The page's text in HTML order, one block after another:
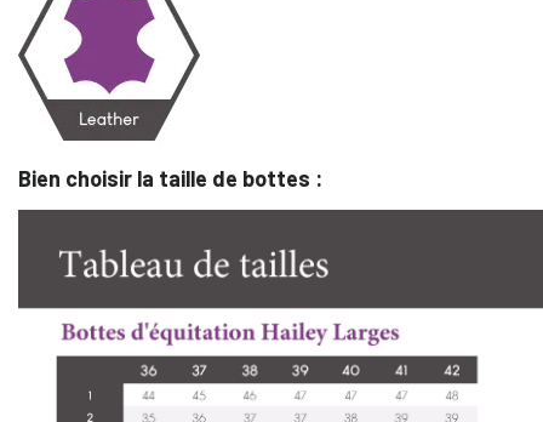
Bien choisir la taille de bottes :